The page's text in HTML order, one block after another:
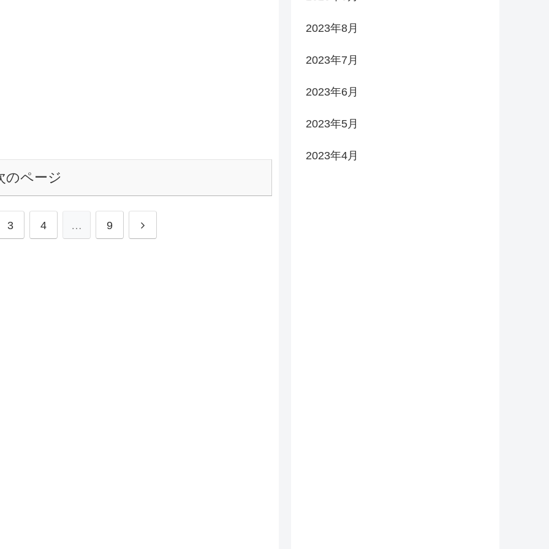
のページ
3 4 … 9 次
2023年8月
2023年7月
2023年6月
2023年5月
2023年4月